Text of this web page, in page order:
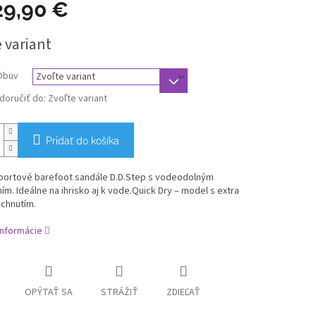
€
variant
do: Zvoľte variant
Pridať do košíka
barefoot sandále D.D.Step s vodeodolným
Ideálne na ihrisko aj k vode.Quick Dry – model s extra
OPÝTAŤ SA STRÁŽIŤ ZDIEĽAŤ